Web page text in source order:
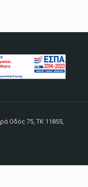
Οδός 75, ΤΚ 11855,